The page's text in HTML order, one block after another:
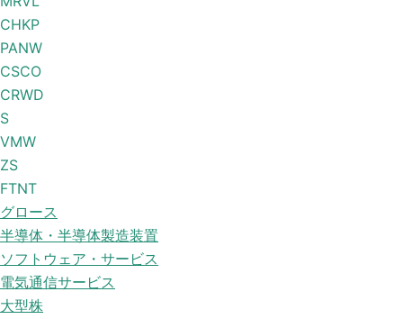
CHKP
PANW
CSCO
CRWD
S
VMW
ZS
FTNT
グロース
半導体・半導体製造装置
ソフトウェア・サービス
電気通信サービス
大型株